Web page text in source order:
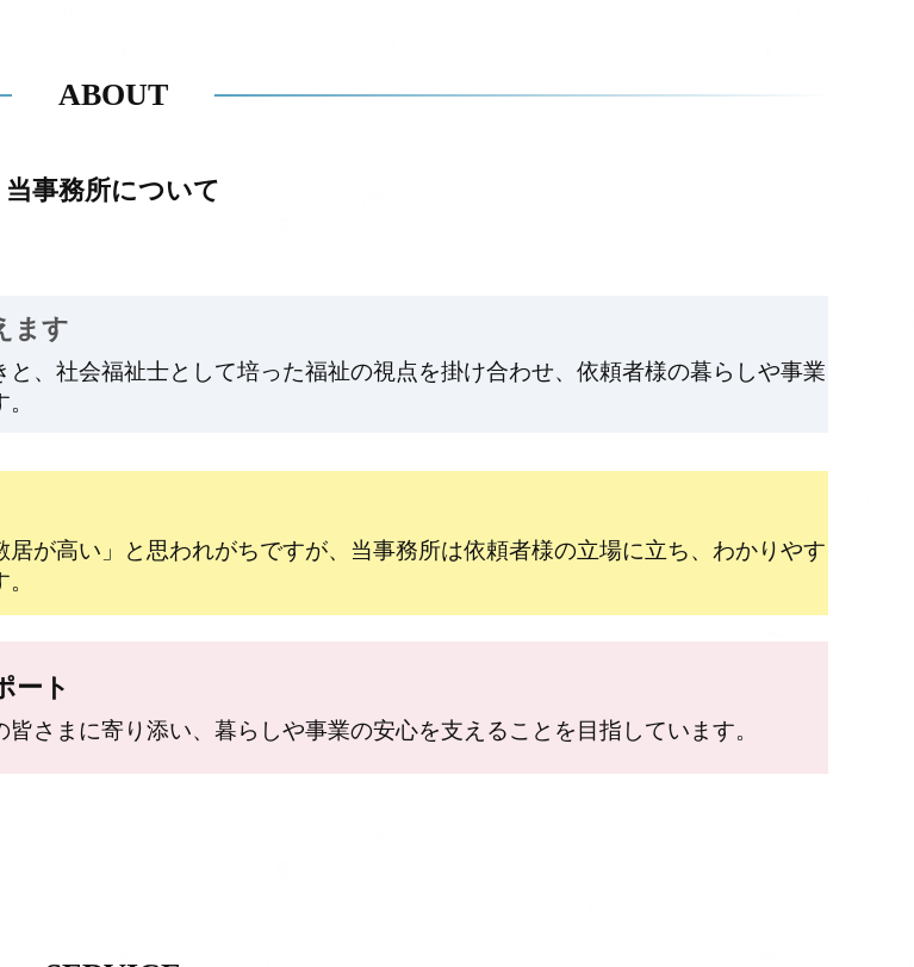
ABOUT
当事務所について
ます
、社会福祉士として培った福祉の視点を掛け合わせ、依頼者様の暮らしや事業
が高い」と思われがちですが、当事務所は依頼者様の立場に立ち、わかりやす
ート
さまに寄り添い、暮らしや事業の安心を支えることを目指しています。